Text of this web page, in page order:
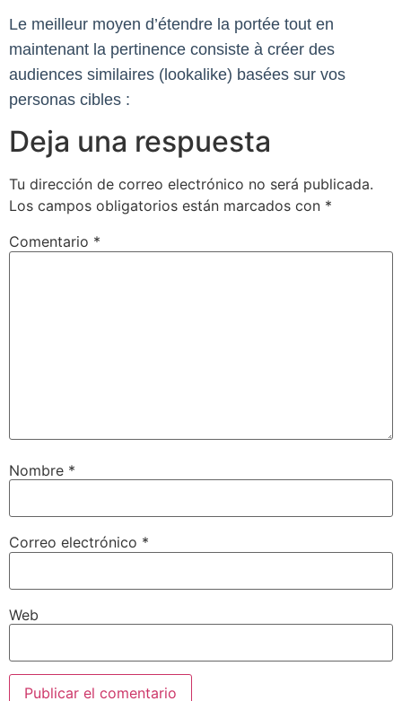
Le meilleur moyen d’étendre la portée tout en
maintenant la pertinence consiste à créer des
audiences similaires (lookalike) basées sur vos
personas cibles :
Deja una respuesta
Tu dirección de correo electrónico no será publicada.
Los campos obligatorios están marcados con *
Comentario *
Nombre *
Correo electrónico *
Web